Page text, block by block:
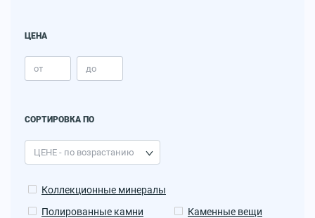
ЦЕНА
СОРТИРОВКА ПО
Коллекционные минералы
Полированные камни
Каменные вещи